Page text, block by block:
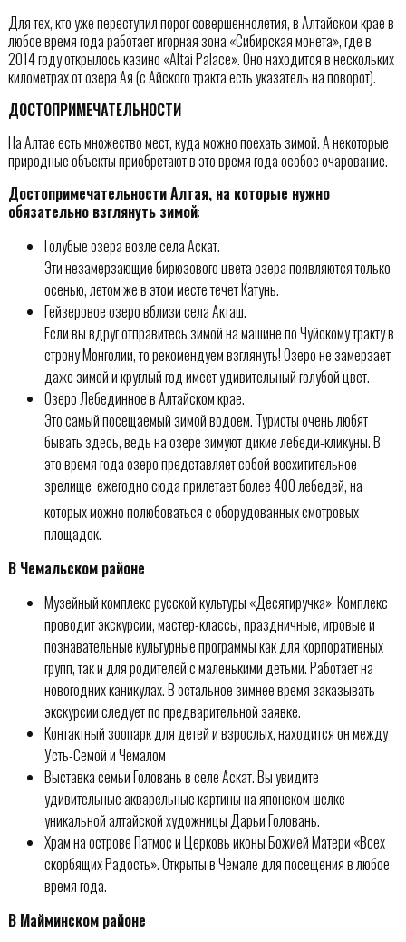
Для тех, кто уже переступил порог совершеннолетия, в Алтайском крае в
любое время года работает игорная зона «Сибирская монета», где в
2014 году открылось казино «Altai Palace». Оно находится в нескольких
километрах от озера Ая (с Айского тракта есть указатель на поворот).
ДОСТОПРИМЕЧАТЕЛЬНОСТИ
На Алтае есть множество мест, куда можно поехать зимой. А некоторые
природные объекты приобретают в это время года особое очарование.
Достопримечательности Алтая, на которые нужно
обязательно взглянуть зимой:
Голубые озера возле села Аскат.
Эти незамерзающие бирюзового цвета озера появляются только
осенью, летом же в этом месте течет Катунь.
Гейзеровое озеро вблизи села Акташ.
Если вы вдруг отправитесь зимой на машине по Чуйскому тракту в
строну Монголии, то рекомендуем взглянуть! Озеро не замерзает
даже зимой и круглый год имеет удивительный голубой цвет.
Озеро Лебединное в Алтайском крае.
Это самый посещаемый зимой водоем. Туристы очень любят
бывать здесь, ведь на озере зимуют дикие лебеди-кликуны. В
это время года озеро представляет собой восхитительное
зрелище  ежегодно сюда прилетает более 400 лебедей, на
которых можно полюбоваться с оборудованных смотровых
площадок.
В Чемальском районе
Музейный комплекс русской культуры «Десятиручка». Комплекс
проводит экскурсии, мастер-классы, праздничные, игровые и
познавательные культурные программы как для корпоративных
групп, так и для родителей с маленькими детьми. Работает на
новогодних каникулах. В остальное зимнее время заказывать
экскурсии следует по предварительной заявке.
Контактный зоопарк для детей и взрослых, находится он между
Усть-Семой и Чемалом
Выставка семьи Головань в селе Аскат. Вы увидите
удивительные акварельные картины на японском шелке
уникальной алтайской художницы Дарьи Головань.
Храм на острове Патмос и Церковь иконы Божией Матери «Всех
скорбящих Радость». Открыты в Чемале для посещения в любое
время года.
В Майминском районе